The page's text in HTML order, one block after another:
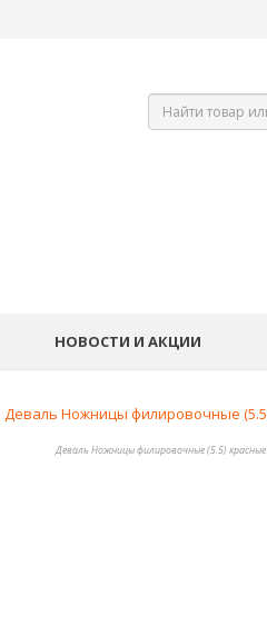
НОВОСТИ И АКЦИИ
Деваль Ножницы филировочные (5.5) красные